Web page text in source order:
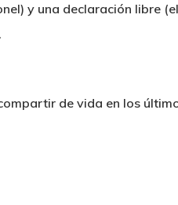
y una declaración libre
de vida en los